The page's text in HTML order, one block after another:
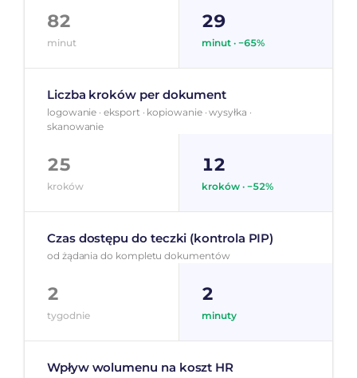
82
minut
29
minut · −65%
Liczba kroków per dokument
logowanie · eksport · kopiowanie · wysyłka ·
skanowanie
25
kroków
12
kroków · −52%
Czas dostępu do teczki (kontrola PIP)
od żądania do kompletu dokumentów
2
tygodnie
2
minuty
Wpływ wolumenu na koszt HR